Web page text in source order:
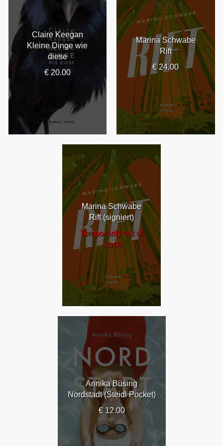
Claire Keegan
Kleine Dinge wie
diese
€ 20.00
Marina Schwabe
Rift
€ 24.00
Marina Schwabe
Rift (signiert)
Temporarily out of
stock
Annika Büsing
Nordstadt (Steidl Pocket)
€ 12.00